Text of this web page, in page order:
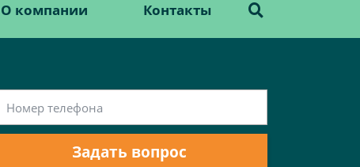
О компании Контакты
Задать вопрос